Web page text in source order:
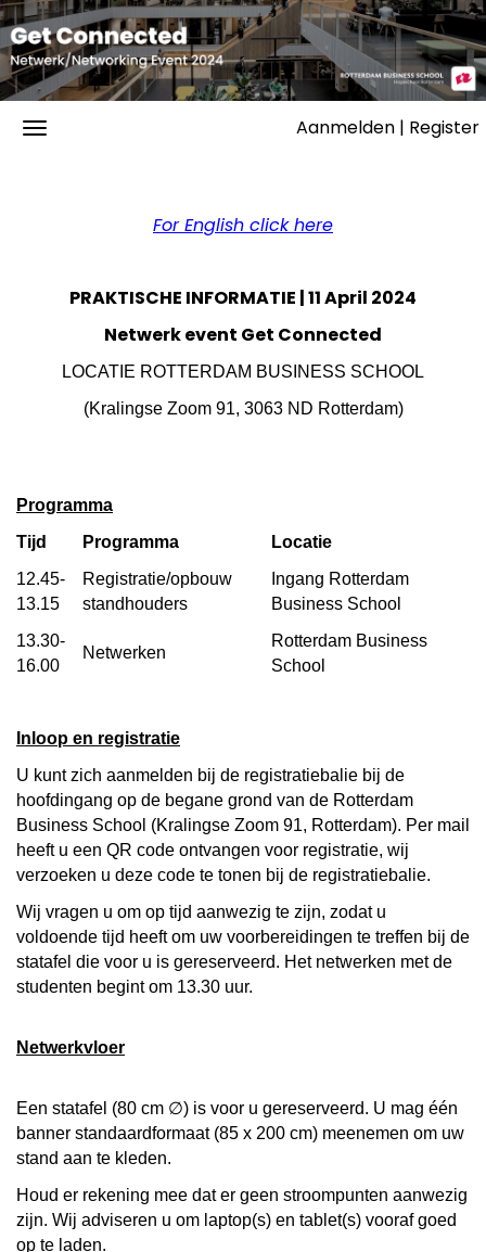
Aanmelden | Register
For English click here
PRAKTISCHE INFORMATIE | 11 April 2024
Netwerk event Get Connected
LOCATIE ROTTERDAM BUSINESS SCHOOL
(Kralingse Zoom 91, 3063 ND Rotterdam)
Programma
Tijd
Programma
Locatie
12.45-
13.15
Registratie/opbouw
standhouders
Ingang Rotterdam
Business School
13.30-
16.00
Netwerken
Rotterdam Business
School
Inloop en registratie
U kunt zich aanmelden bij de registratiebalie bij de
hoofdingang op de begane grond van de Rotterdam
Business School (Kralingse Zoom 91, Rotterdam). Per mail
heeft u een QR code ontvangen voor registratie, wij
verzoeken u deze code te tonen bij de registratiebalie.
Wij vragen u om op tijd aanwezig te zijn, zodat u
voldoende tijd heeft om uw voorbereidingen te treffen bij de
statafel die voor u is gereserveerd. Het netwerken met de
studenten begint om 13.30 uur.
Netwerkvloer
Een statafel (80 cm ∅) is voor u gereserveerd. U mag één
banner standaardformaat (85 x 200 cm) meenemen om uw
stand aan te kleden.
Houd er rekening mee dat er geen stroompunten aanwezig
zijn. Wij adviseren u om laptop(s) en tablet(s) vooraf goed
op te laden.